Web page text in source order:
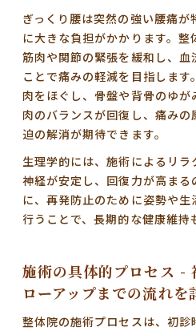
ぎっくり腰は突然の強い腰痛
に大きな負担がかかります。整
筋肉や関節の緊張を緩和し、血
ことで痛みの軽減を目指します
肉をほぐし、骨盤や背骨のゆ
肉のバランスが回復し、痛み
迫の解消が期待できます。
生理学的には、施術によるリラ
神経が安定し、回復力が高まる
に、再発防止のために姿勢や
行うことで、長期的な健康維持
施術の具体的プロセス -
ローアップまでの流れを
整体院の施術プロセスは、 初診